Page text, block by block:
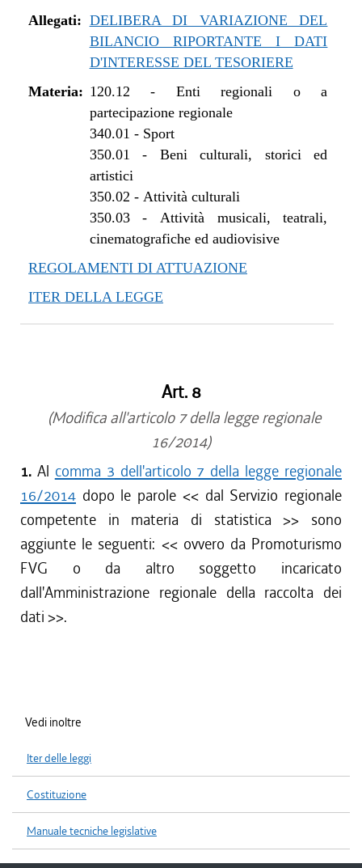
Allegati: DELIBERA DI VARIAZIONE DEL
BILANCIO RIPORTANTE I DATI
D'INTERESSE DEL TESORIERE
Materia: 120.12 - Enti regionali o a
partecipazione regionale
340.01 - Sport
350.01 - Beni culturali, storici ed
artistici
350.02 - Attività culturali
350.03-Attività musicali, teatrali,
cinematografiche ed audiovisive
REGOLAMENTI DI ATTUAZIONE
ITER DELLA LEGGE
Art. 8
(Modifica all'articolo 7 della legge regionale
16/2014)
1. Al comma 3 dell'articolo 7 della legge regionale
16/2014 dopo le parole << dal Servizio regionale
competente in materia di statistica >> sono
aggiunte le seguenti: << ovvero da Promoturismo
FVG o da altro soggetto incaricato
dall'Amministrazione regionale della raccolta dei
dati >>.
Vedi inoltre
Iter delle leggi
Costituzione
Manuale tecniche legislative